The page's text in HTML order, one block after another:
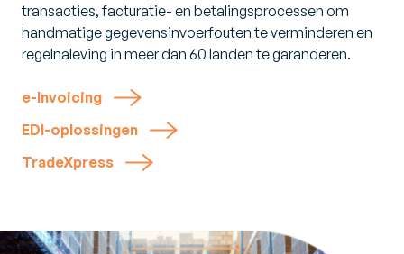
transacties, facturatie- en betalingsprocessen om
handmatige gegevensinvoerfouten te verminderen en
regelnaleving in meer dan 60 landen te garanderen.
e-Invoicing
EDI-oplossingen
TradeXpress